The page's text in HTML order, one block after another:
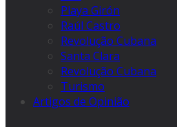
Playa Girón
Raúl Castro
Revolução Cubana
Santa Clara
Revolução Cubana
Turismo
Artigos de Opinião